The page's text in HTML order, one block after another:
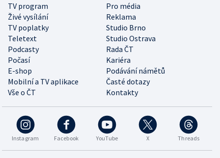
TV program
Pro média
Živé vysílání
Reklama
TV poplatky
Studio Brno
Teletext
Studio Ostrava
Podcasty
Rada ČT
Počasí
Kariéra
E-shop
Podávání námětů
Mobilní a TV aplikace
Časté dotazy
Vše o ČT
Kontakty
Instagram Facebook YouTube X Threads